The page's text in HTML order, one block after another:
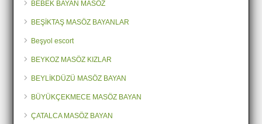
BEBEK BAYAN MASÖZ
BEŞİKTAŞ MASÖZ BAYANLAR
Beşyol escort
BEYKOZ MASÖZ KIZLAR
BEYLİKDÜZÜ MASÖZ BAYAN
BÜYÜKÇEKMECE MASÖZ BAYAN
ÇATALCA MASÖZ BAYAN